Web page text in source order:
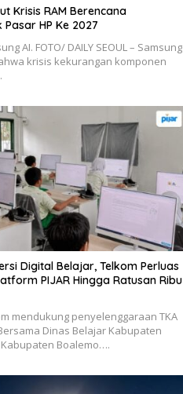
Krisis RAM Berencana
HP Ke 2027
AI. FOTO/ DAILY SEOUL – Samsung
krisis kekurangan komponen
Digital Belajar, Telkom Perluas
PIJAR Hingga Ratusan Ribu
mendukung penyelenggaraan TKA
Dinas Belajar Kabupaten
Boalemo….